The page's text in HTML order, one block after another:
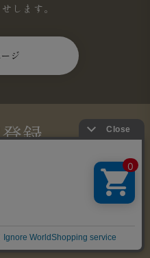
します。
ジ
録
円割引提供中！